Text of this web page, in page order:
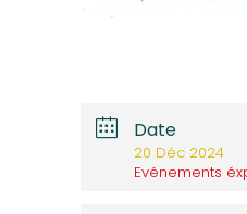
Date
20 Déc 2024
Evénements